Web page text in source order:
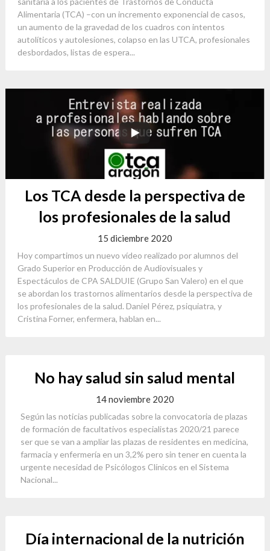
Alimentaria (TCA) –con un incremento exponencial de casos,
un aumento de la gravedad de los cuadros con intentos
autolíticos y autolesiones, colapso en las UTCA, profesionales
desbordados, listas de espera...
Los TCA desde la perspectiva de
los profesionales de la salud
15 diciembre 2020
Hoy compartimos un nuevo vídeo realizado por alumnos del
Grado Superior en Producción de Audiovisuales y
Espectáculos de CPA SALDUIE (Grupo San Valero) en el que
se abordan los trastornos alimentarios desde la perspectiva de
los profesionales de la salud. Daniel Pérez, psiquiatra, y
Cristina Forner, enfermera, hablan en...
No hay salud sin salud mental
14 noviembre 2020
Según las noticias publicadas sobre la convocatoria de plazas
de formación de facultativos especialistas 2020/21 parece
ser que se van a ampliar las plazas de residentes en medicina,
farmacia y enfermería en un 3,2% pero sin tener en cuenta la
urgente necesidad de Psicólogos Clínicos en el Sistema
Nacional...
Día internacional de la nutrición